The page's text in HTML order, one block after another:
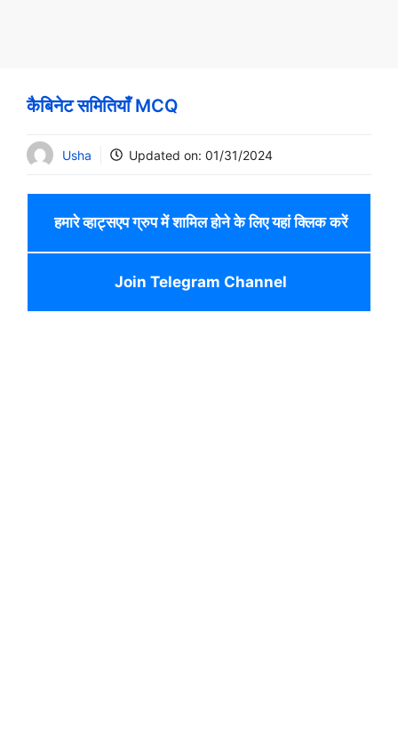
कैबिनेट समितियाँ MCQ
Usha Updated on: 01/31/2024
हमारे व्हाट्सएप ग्रुप में शामिल होने के लिए यहां क्लिक करें
Join Telegram Channel